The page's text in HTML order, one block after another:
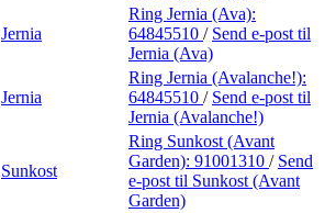
Jernia
Ring Jernia (Ava):
64845510 / Send e-post til
Jernia (Ava)
Jernia
Ring Jernia (Avalanche!):
64845510 / Send e-post til
Jernia (Avalanche!)
Sunkost
Ring Sunkost (Avant
Garden): 91001310 / Send
e-post til Sunkost (Avant
Garden)